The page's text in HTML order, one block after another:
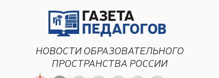
НОВОСТИ ОБРАЗОВАТЕЛЬНОГО
ПРОСТРАНСТВА РОССИИ